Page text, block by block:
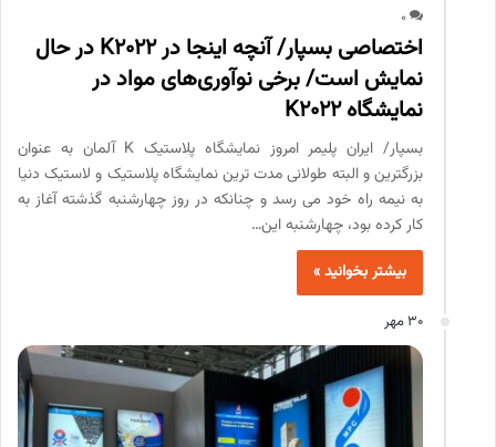
0
اختصاصی بسپار/ آنچه اینجا در K2022 در حال
نمایش است/ برخی نوآوری‌های مواد در
نمایشگاه K2022
بسپار/ ایران پلیمر امروز نمایشگاه پلاستیک K آلمان به عنوان
بزرگترین و البته طولانی مدت ترین نمایشگاه پلاستیک و لاستیک دنیا
به نیمه راه خود می رسد و چنانکه در روز چهارشنبه گذشته آغاز به
کار کرده بود، چهارشنبه این…
بیشتر بخوانید »
30 مهر